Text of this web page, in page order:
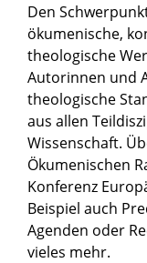
Den
ökumenische,
theologische
Autorinnen und
theologische
aus allen
Wissenschaft.
Ökumenischen
Konferenz
Beispiel auch
Agenden oder
vieles mehr.